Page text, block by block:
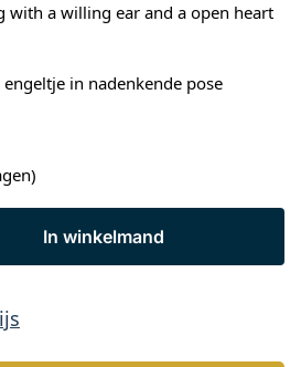
with a willing ear and a open heart
in nadenkende pose
In winkelmand